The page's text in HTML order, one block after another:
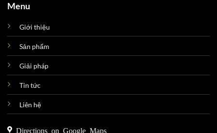
Menu
Giới thiệu
Sản phẩm
Giải pháp
Tin tức
Liên hệ
Directions on Google Maps